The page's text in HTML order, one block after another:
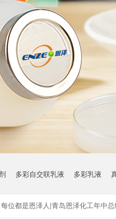
多彩自交联乳液 多彩乳液
位都是恩泽人|青岛恩泽化工年中